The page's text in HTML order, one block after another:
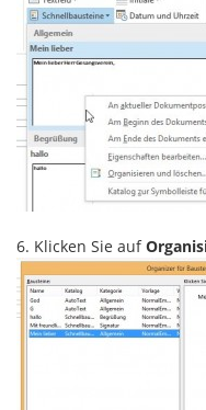
6. Klicken Sie auf